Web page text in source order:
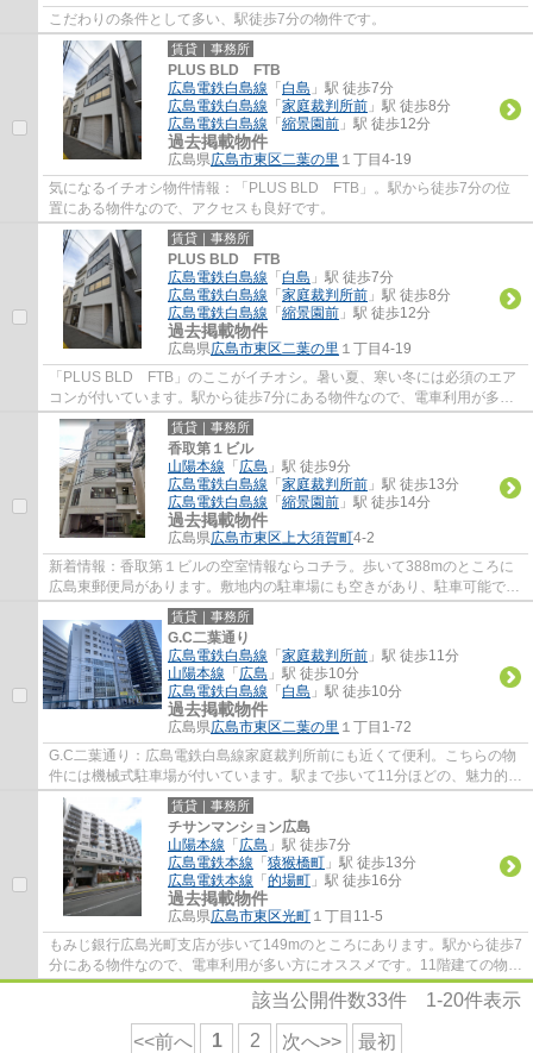
こだわりの条件として多い、駅徒歩7分の物件です。
賃貸｜事務所
PLUS BLD FTB
広島電鉄白島線 「 白島 」駅 徒歩7分
広島電鉄白島線 「 家庭裁判所前 」駅 徒歩8分
広島電鉄白島線 「 縮景園前 」駅 徒歩12分
過去掲載物件
広島県広島市東区二葉の里 １丁目4-19
気になるイチオシ物件情報：「PLUS BLD FTB」。駅から徒歩7分の位
置にある物件なので、アクセスも良好です。
賃貸｜事務所
PLUS BLD FTB
広島電鉄白島線 「 白島 」駅 徒歩7分
広島電鉄白島線 「 家庭裁判所前 」駅 徒歩8分
広島電鉄白島線 「 縮景園前 」駅 徒歩12分
過去掲載物件
広島県広島市東区二葉の里 １丁目4-19
「PLUS BLD FTB」のここがイチオシ。暑い夏、寒い冬には必須のエア
コンが付いています。駅から徒歩7分にある物件なので、電車利用が多い
方にオススメです。オフィスとしてもご利用い...
賃貸｜事務所
香取第１ビル
山陽本線 「 広島 」駅 徒歩9分
広島電鉄白島線 「 家庭裁判所前 」駅 徒歩13分
広島電鉄白島線 「 縮景園前 」駅 徒歩14分
過去掲載物件
広島県広島市東区上大須賀町4-2
新着情報：香取第１ビルの空室情報ならコチラ。歩いて388mのところに
広島東郵便局があります。敷地内の駐車場にも空きがあり、駐車可能で
す。雨が続いてジメジメしていてもエアコンが...
賃貸｜事務所
G.C二葉通り
広島電鉄白島線 「 家庭裁判所前 」駅 徒歩11分
山陽本線 「 広島 」駅 徒歩10分
広島電鉄白島線 「 白島 」駅 徒歩10分
過去掲載物件
広島県広島市東区二葉の里 １丁目1-72
G.C二葉通り：広島電鉄白島線家庭裁判所前にも近くて便利。こちらの物
件には機械式駐車場が付いています。駅まで歩いて11分ほどの、魅力的な
立地の物件です。こちらはエレベーター付き...
賃貸｜事務所
チサンマンション広島
山陽本線 「 広島 」駅 徒歩7分
広島電鉄本線 「 猿猴橋町 」駅 徒歩13分
広島電鉄本線 「 的場町 」駅 徒歩16分
過去掲載物件
広島県広島市東区光町 １丁目11-5
もみじ銀行広島光町支店が歩いて149mのところにあります。駅から徒歩7
分にある物件なので、電車利用が多い方にオススメです。11階建ての物件
です。
該当公開件数33件 1-20件表示
<<前へ 1 2 次へ>> 最初